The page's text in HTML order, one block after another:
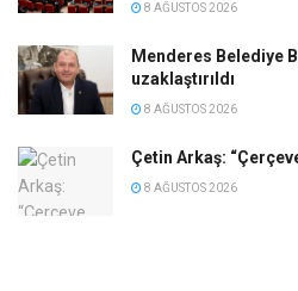
8 AĞUSTOS 2026
Menderes Belediye
uzaklaştırıldı
8 AĞUSTOS 2026
Çetin Arkaş:
8 AĞUSTOS 2026